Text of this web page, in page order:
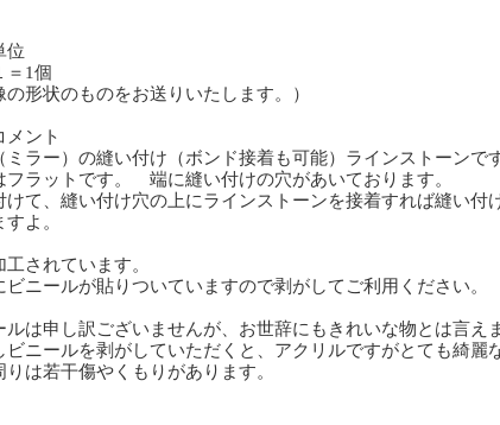
位
1個
形状のものをお送りいたします。）
ント
ラー）の縫い付け（ボンド接着も可能）ラインストーンで
ラットです。 端に縫い付けの穴があいております。
て、縫い付け穴の上にラインストーンを接着すれば縫い付
よ。
されています。
ニールが貼りついていますので剥がしてご利用ください。
は申し訳ございませんが、お世辞にもきれいな物とは言え
ニールを剥がしていただくと、アクリルですがとても綺麗
は若干傷やくもりがあります。